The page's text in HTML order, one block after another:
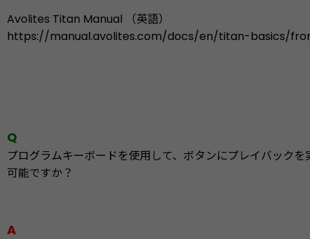
Avolites Titan Manual （英語）
https://manual.avolites.com/docs/en/titan-basics/
Q
プログラムキーボードを使用して、ボタンにプレイバック
可能ですか？
A